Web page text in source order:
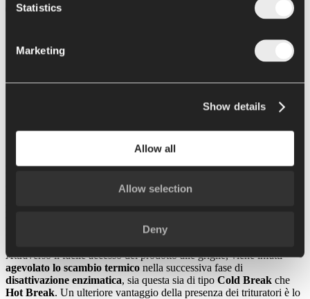
Statistics
Marketing
Show details
Allow all
Allow selection
Deny
Triturazione
Spaccatore
Trituratore centrifugo
Trasformazione
trituratore in lineaconsente disminuzzare il prodotto, in modo
grossolano o molto fine, utilizzando differenti configurazioni e
applicazione dei trituratori
Attraverso il facile accesso del prodotto alle griglie, viene infatti
agevolato lo scambio termico nella successiva fase di
disattivazione enzimatica, sia questa sia di tipo Cold Break che
Hot Break. Un ulteriore vantaggio della presenza dei trituratori è lo